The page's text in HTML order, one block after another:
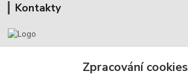
Kontakty
+420 602 455 633
Zpracování cookies